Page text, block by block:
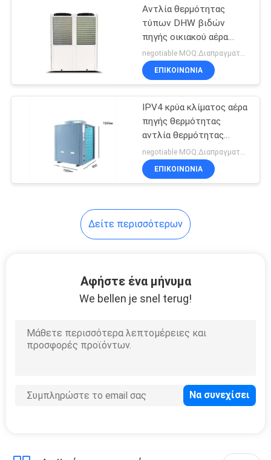
Αντλία θερμότητας
τύπων DHW βιδών
πηγής οικιακού αέρα
415V IPV4
negotiable MOQ:Διαπραγματεύσιμος
ΕΠΙΚΟΙΝΩΝΙΑ
IPV4 κρύα κλίματος αέρα
πηγής θερμότητας
αντλία θερμότητας
μηχανών DHW αντλιών
κατεψυγμένη 8KW
negotiable MOQ:Διαπραγματεύσιμος
ΕΠΙΚΟΙΝΩΝΙΑ
Δείτε περισσότερων
Αφήστε ένα μήνυμα
We bellen je snel terug!